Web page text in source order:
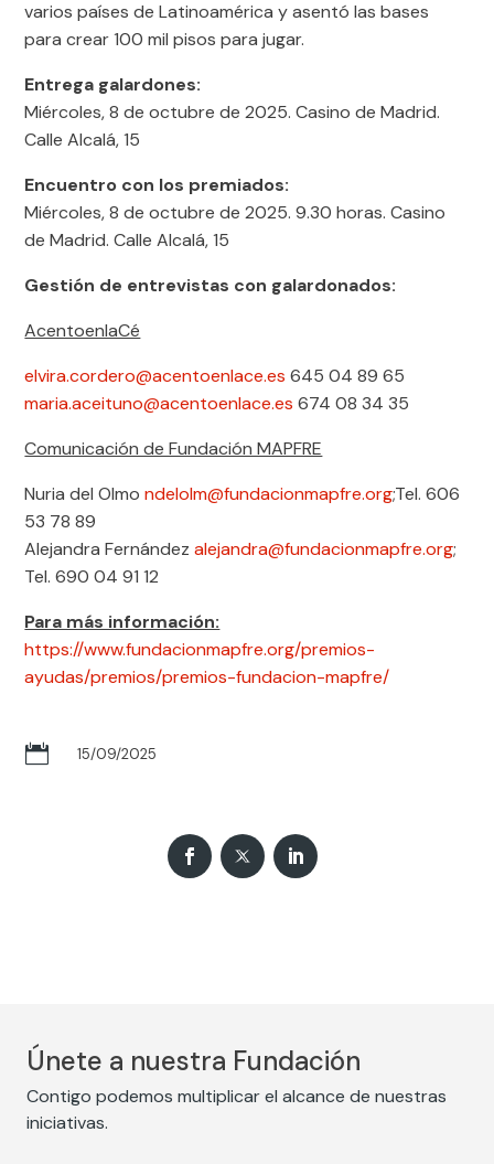
varios países de Latinoamérica y asentó las bases
para crear 100 mil pisos para jugar.
Entrega galardones:
Miércoles, 8 de octubre de 2025. Casino de Madrid.
Calle Alcalá, 15
Encuentro con los premiados:
Miércoles, 8 de octubre de 2025. 9.30 horas. Casino
de Madrid. Calle Alcalá, 15
Gestión de entrevistas con galardonados:
AcentoenlaCé
elvira.cordero@acentoenlace.es 645 04 89 65
maria.aceituno@acentoenlace.es 674 08 34 35
Comunicación de Fundación MAPFRE
Nuria del Olmondelolm@fundacionmapfre.org;Tel. 606
53 78 89
Alejandra Fernándezalejandra@fundacionmapfre.org;
Tel. 690 04 91 12
Para más información:
https://www.fundacionmapfre.org/premios-
ayudas/premios/premios-fundacion-mapfre/
 15/09/2025
Únete a nuestra Fundación
Contigo podemos multiplicar el alcance de nuestras
iniciativas.